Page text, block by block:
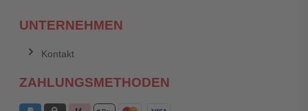
UNTERNEHMEN
Kontakt
ZAHLUNGSMETHODEN